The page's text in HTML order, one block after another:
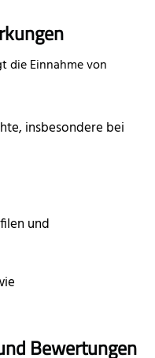
die Einnahme von
insbesondere bei
und
Bewertungen